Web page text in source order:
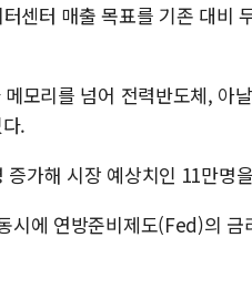
센터 매출 목표를 기존 대비
모리를 넘어 전력반도체, 아
.
가해 시장 예상치인 11만명
시에 연방준비제도(Fed)의